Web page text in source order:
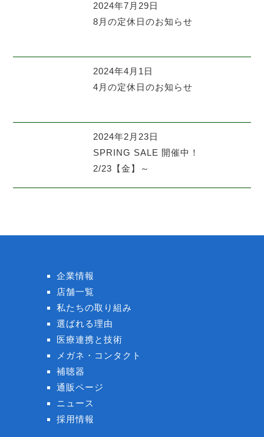
2024年7月29日
8月の定休日のお知らせ
2024年4月1日
4月の定休日のお知らせ
2024年2月23日
SPRING SALE 開催中！
2/23【金】～
企業情報
店舗一覧
私たちの取り組み
選ばれる理由
医療連携と技術
メガネ・コンタクト
補聴器
通販ページ
ニュース
採用情報